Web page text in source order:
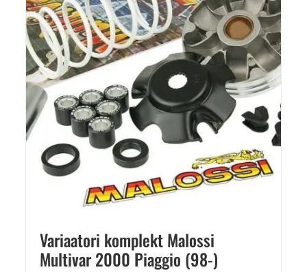
Variaatori komplekt Malossi
Multivar 2000 Piaggio (98-)